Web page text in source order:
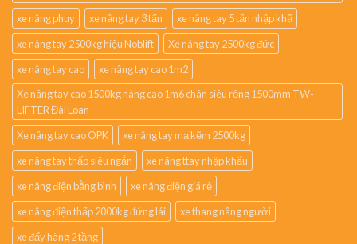
xe nâng phuy
xe nâng tay 3 tấn
xe nâng tay 5 tấn nhập khẩ
xe nâng tay 2500kg hiệu Noblift
Xe nâng tay 2500kg đức
xe nâng tay cao
xe nâng tay cao 1m2
Xe nâng tay cao 1500kg nâng cao 1m6 chân siêu rộng 1500mm TW-
LIFTER Đài Loan
Xe nâng tay cao OPK
xe nâng tay mạ kẽm 2500kg
xe nâng tay thấp siêu ngắn
xe nâng ttay nhập khẩu
xe nâng điện bằng bình
xe nâng điện giá rẻ
xe nâng điện thấp 2000kg đứng lái
xe thang nâng người
xe đẩy hàng 2 tầng